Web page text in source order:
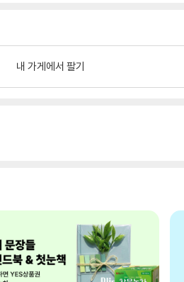
내 가게에서 팔기